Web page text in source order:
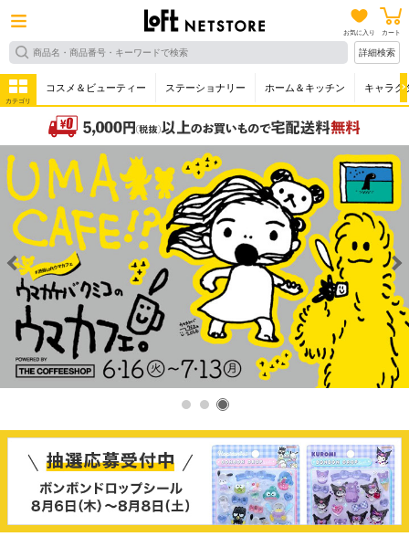
お気に入り カート
詳細検索
カテゴリ
コスメ＆ビューティー ステーショナリー ホーム＆キッチン キャラク